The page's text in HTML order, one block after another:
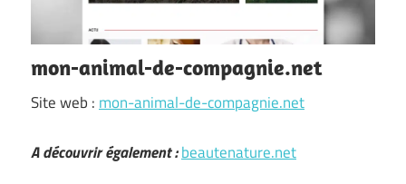
mon-animal-de-compagnie.net
Site web : mon-animal-de-compagnie.net
A découvrir également :beautenature.net